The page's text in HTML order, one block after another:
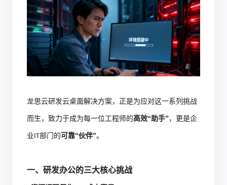
龙思云研发云桌面解决方案，正是为应对这一系列挑战
而生，致力于成为每一位工程师的高效“助手”，更是企
业 IT部门的 可靠“伙伴”。
一、研发办公的三大核心挑战